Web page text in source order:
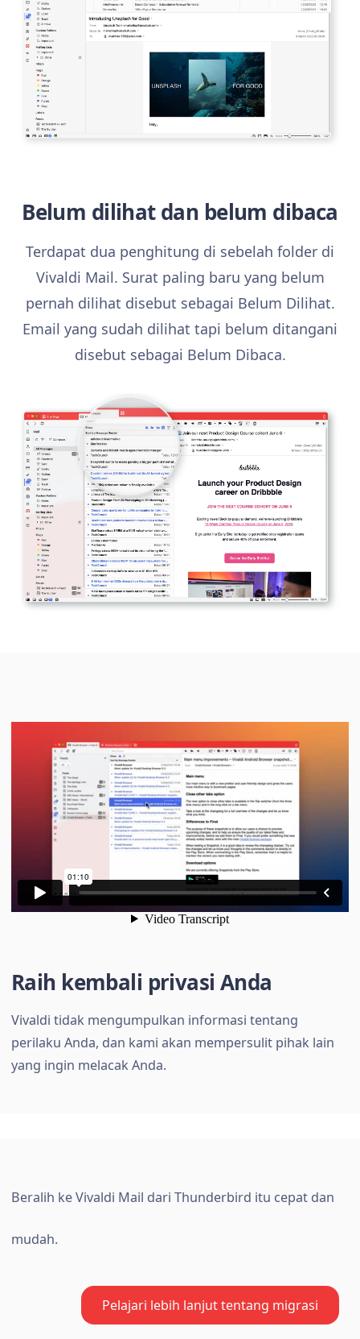
Belum dilihat dan belum dibaca
Terdapat dua penghitung di sebelah folder di
Vivaldi Mail. Surat paling baru yang belum
pernah dilihat disebut sebagai Belum Dilihat.
Email yang sudah dilihat tapi belum ditangani
disebut sebagai Belum Dibaca.
Raih kembali privasi Anda
Vivaldi tidak mengumpulkan informasi tentang
perilaku Anda, dan kami akan mempersulit pihak lain
yang ingin melacak Anda.
Beralih ke Vivaldi Mail dari Thunderbird itu cepat dan
mudah.
Pelajari lebih lanjut tentang migrasi